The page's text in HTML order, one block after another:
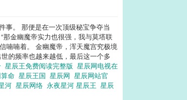
事。 那便是在一次顶级秘宝争夺当
金幽魔帝实力也很强，我与莫塔联
喃喃着。 金幽魔帝，浑天魔宫究极境
的频率也越来越低，最后这一个多
星辰王免费阅读完整版 星辰网电视在
命 星辰王国 星辰网 星辰网站官
河 星辰网络 永夜星河 星辰王 星辰